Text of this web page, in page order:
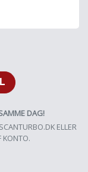
DAG!
ELLER
KONTO.